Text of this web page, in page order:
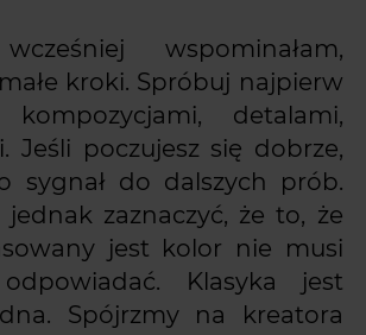
wspominałam,
kroki. Spróbuj najpierw
detalami,
Jeśli poczujesz się dobrze,
sygnał do dalszych prób.
jednak zaznaczyć, że to, że
jest kolor nie musi
Klasyka jest
Spójrzmy na kreatora